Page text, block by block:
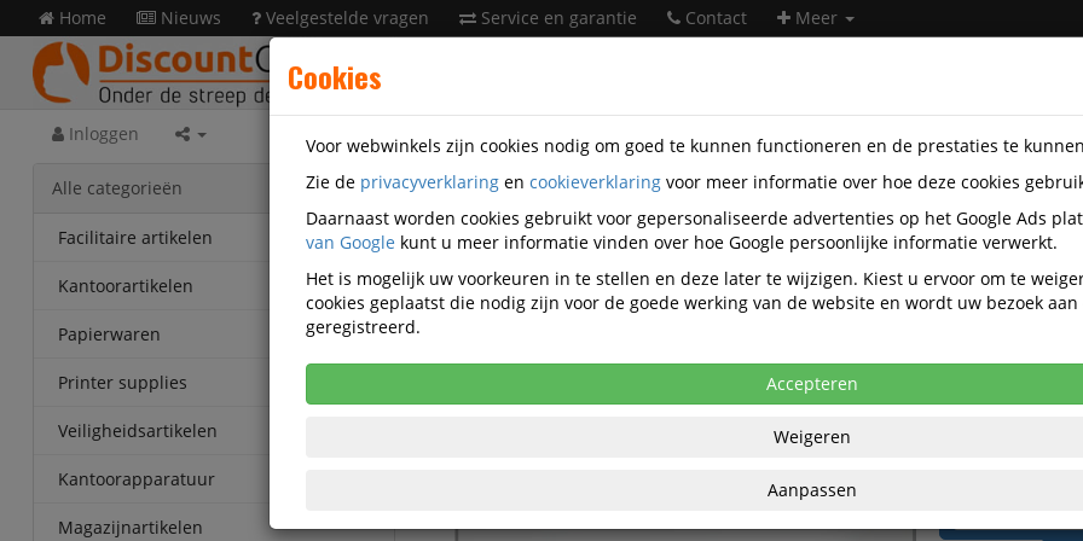
Home Nieuws Veelgestelde vragen Service en garantie Contact Meer
Inloggen
Alle categorieën
Facilitaire artikelen
Kantoorartikelen
Papierwaren
Printer supplies
Veiligheidsartikelen
Kantoorapparatuur
Magazijnartikelen
Presentatiemiddelen Magneetborden Whiteboards Nobo
Whiteboard Nobo Impression Pro Widescreen
emaille
Korting vanaf aankoop 2 eenheden, zie
eenheden
Cookies
Voor webwinkels zijn cookies nodig om goed te kunnen functioneren en de prestaties te
Zie de privacyverklaring en cookieverklaring voor meer informatie over hoe deze cookies
Daarnaast worden cookies gebruikt voor gepersonaliseerde advertenties op het Google Ads
van Google kunt u meer informatie vinden over hoe Google persoonlijke informatie verwerkt.
Het is mogelijk uw voorkeuren in te stellen en deze later te wijzigen. Kiest u ervoor om te
cookies geplaatst die nodig zijn voor de goede werking van de website en wordt uw bezoek
geregistreerd.
Accepteren
Weigeren
Aanpassen